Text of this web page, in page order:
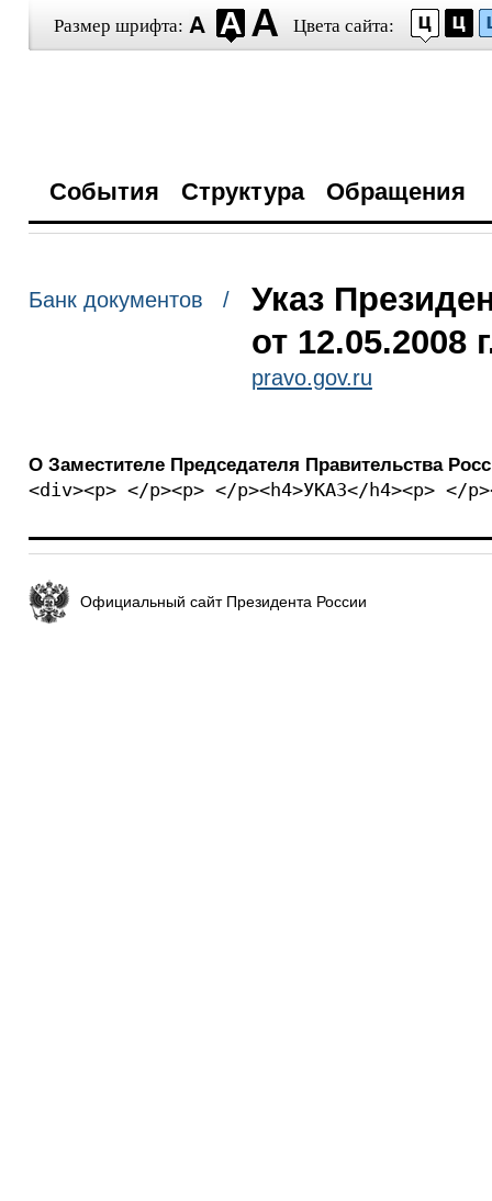
Размер шрифта: Цвета сайта:
События Структура Обращения
Банк документов /
Указ
от 12.05.2008
pravo.gov.ru
О Заместителе Председателя Правительства
<div><p> </p><p> </p><h4>УКАЗ</h4><p> </
Официальный сайт Президента России